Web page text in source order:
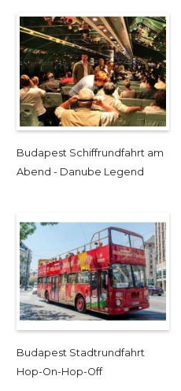
Budapest Schiffrundfahrt am
Abend - Danube Legend
Budapest Stadtrundfahrt
Hop-On-Hop-Off